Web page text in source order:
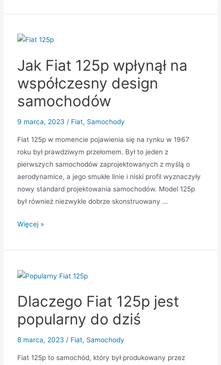
w
Jak Fiat 125p wpłynął na
współczesny design
samochodów
9 marca, 2023 / Fiat, Samochody
Fiat 125p w momencie pojawienia się na rynku w 1967
roku był prawdziwym przełomem. Był to jeden z
pierwszych samochodów zaprojektowanych z myślą o
aerodynamice, a jego smukłe linie i niski profil wyznaczyły
nowy standard projektowania samochodów. Model 125p
był również niezwykle dobrze skonstruowany …
Jak
125p
na
design
Więcej »
Dlaczego Fiat 125p jest
popularny do dziś
8 marca, 2023 / Fiat, Samochody
Fiat 125p to samochód, który był produkowany przez